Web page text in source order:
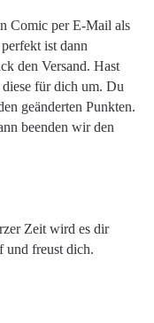
Comic per E-Mail als
ist dann
den Versand. Hast
für dich um. Du
geänderten Punkten.
beenden wir den
Zeit wird es dir
und freust dich.